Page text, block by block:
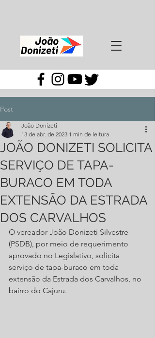
Post
JOÃO DONIZETI SOLICITA
SERVIÇO DE TAPA-
BURACO EM TODA
EXTENSÃO DA ESTRADA
DOS CARVALHOS
João Donizeti
13 de abr. de 2023 1 min de leitura
O vereador João Donizeti Silvestre
(PSDB), por meio de requerimento
aprovado no Legislativo, solicita
serviço de tapa-buraco em toda
extensão da Estrada dos Carvalhos, no
bairro do Cajuru.